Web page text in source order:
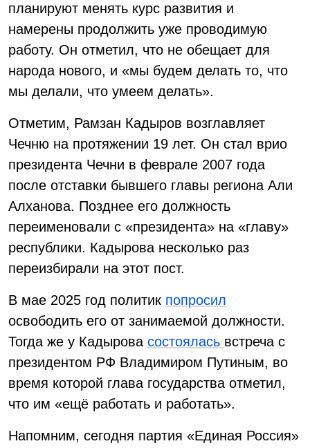
планируют менять курс развития и
намерены продолжить уже проводимую
работу. Он отметил, что не обещает для
народа нового, и «мы будем делать то, что
мы делали, что умеем делать».
Отметим, Рамзан Кадыров возглавляет
Чечню на протяжении 19 лет. Он стал врио
президента Чечни в феврале 2007 года
после отставки бывшего главы региона Али
Алханова. Позднее его должность
переименовали с «президента» на «главу»
республики. Кадырова несколько раз
переизбирали на этот пост.
В мае 2025 год политик попросил
освободить его от занимаемой должности.
Тогда же у Кадырова состоялась встреча с
президентом РФ Владимиром Путиным, во
время которой глава государства отметил,
что им «ещё работать и работать».
Напомним, сегодня партия «Единая Россия»